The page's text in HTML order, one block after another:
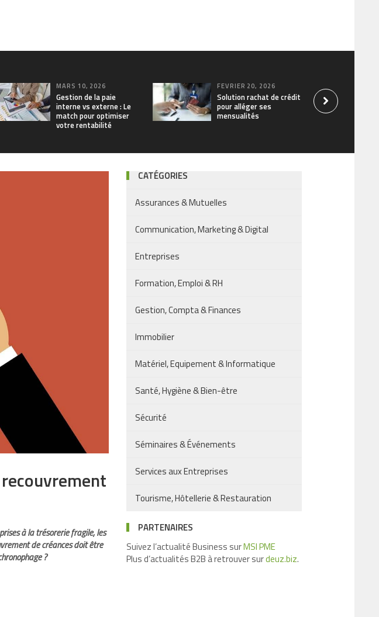
MARS 10, 2026
Gestion de la paie
interne vs externe : Le
match pour optimiser
votre rentabilité
FÉVRIER 20, 2026
Solution rachat de crédit
pour alléger ses
mensualités
à la trésorerie fragile, les
de créances doit être
?
CATÉGORIES
Assurances & Mutuelles
Communication, Marketing & Digital
Entreprises
Formation, Emploi & RH
Gestion, Compta & Finances
Immobilier
Matériel, Equipement & Informatique
Santé, Hygiène & Bien-être
Sécurité
Séminaires & Événements
Services aux Entreprises
Tourisme, Hôtellerie & Restauration
PARTENAIRES
Suivez l’actualité Business surMSI PME
Plus d’actualités B2B à retrouver surdeuz.biz.